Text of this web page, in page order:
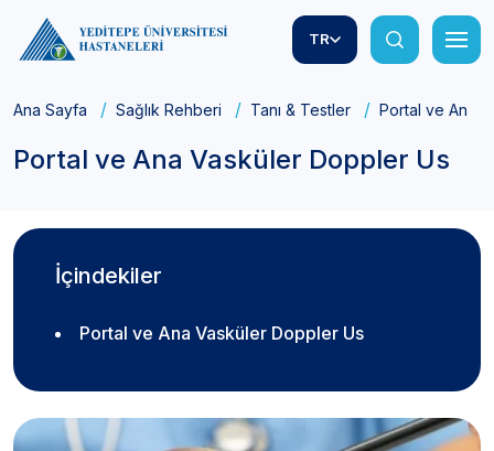
TR
Ana Sayfa Sağlık Rehberi Tanı & Testler Portal ve Ana
Portal ve Ana Vasküler Doppler Us
İçindekiler
Portal ve Ana Vasküler Doppler Us